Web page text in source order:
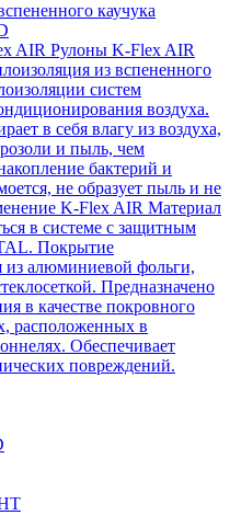
каучука
AIR Рулоны K-Flex AIR
из вспененного
систем
воздуха.
в себя влагу из воздуха,
и пыль, чем
бактерий и
не образует пыль и не
K-Flex AIR Материал
в системе c защитным
Покрытие
из алюминиевой фольги,
Предназначено
в качестве покровного
расположенных в
Обеспечивает
повреждений.